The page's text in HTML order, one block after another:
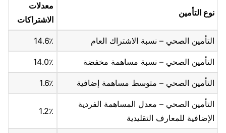
نوع التأمين
معدلات
الاشتراكات
التأمين الصحي – نسبة الاشتراك العام 14.6٪
التأمين الصحي – نسبة مساهمة مخفضة 14.0٪
التأمين الصحي – متوسط ​​مساهمة إضافية 1.6٪
التأمين الصحي – معدل المساهمة الفردية
الإضافية للمعارف التقليدية
1.2٪